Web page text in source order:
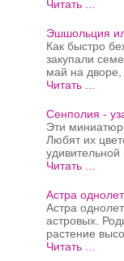
Читать ...
Эшшольция
Как быстро
закупали
май на дворе,
Читать ...
Сенполия -
Эти
Любят их
удивительной
Читать ...
Астра
Астра
астровых.
растение
Читать ...